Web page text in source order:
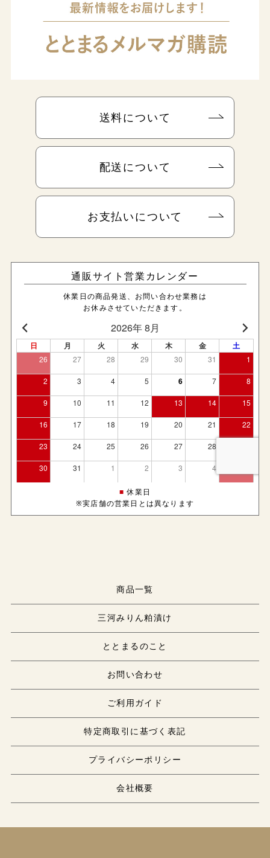
送料について
配送について
お支払いについて
通販サイト営業カレンダー
休業日の商品発送、お問い合わせ業務は
お休みさせていただきます。
■ 休業日
※実店舗の営業日とは異なります
商品一覧
三河みりん粕漬け
ととまるのこと
お問い合わせ
ご利用ガイド
特定商取引に基づく表記
プライバシーポリシー
会社概要